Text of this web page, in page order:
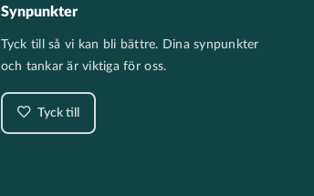
Synpunkter
Tyck till så vi kan bli bättre. Dina synpunkter
och tankar är viktiga för oss.
Tyck till